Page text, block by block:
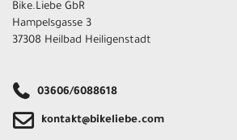
Bike.Liebe GbR
Hampelsgasse 3
37308 Heilbad Heiligenstadt
03606/6088618
kontakt@bikeliebe.com